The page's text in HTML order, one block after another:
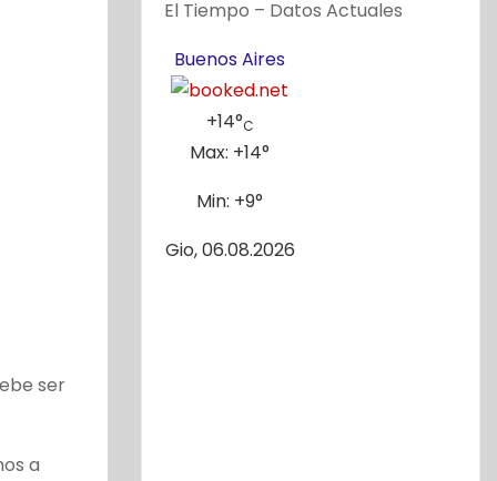
ser
a
El Tiempo – Datos Actuales
Buenos Aires
+14°C
Max: +14°
Min: +9°
Gio, 06.08.2026